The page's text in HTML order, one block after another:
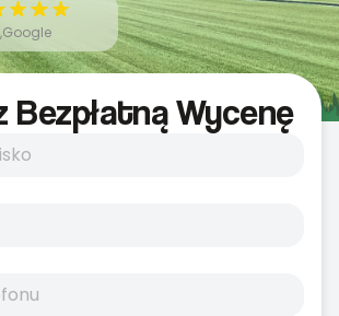
Bezpłatną Wycenę